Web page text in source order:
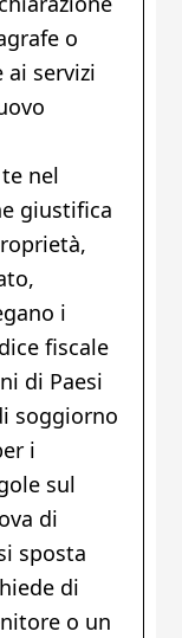
o
ai servizi
nel
giustifica
i
fiscale
di Paesi
soggiorno
i
sul
di
sposta
di
o un